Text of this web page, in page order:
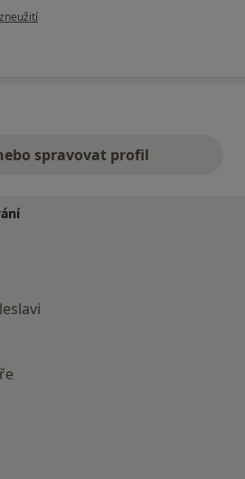
uživatele Kunová
spravovat profil